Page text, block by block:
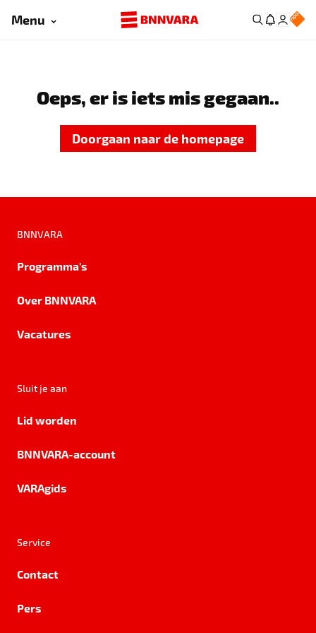
Menu
Oeps, er is iets mis gegaan..
Doorgaan naar de homepage
BNNVARA
Programma's
Over BNNVARA
Vacatures
Sluit je aan
Lid worden
BNNVARA-account
VARAgids
Service
Contact
Pers